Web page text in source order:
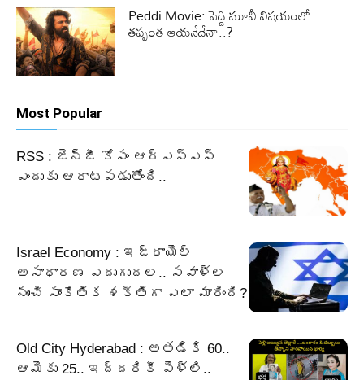
Peddi Movie: పెద్ది మూవీ విషయంలో
తప్పంత ఆయనేదేనా..?
Most Popular
RSS : జెన్‌జీ కోసం ఆర్‌ఎస్‌ఎస్‌
ఎందుకు ఆరాటపడుతోంది..
Israel Economy : ఇజ్రాయెల్‌
అసాధారణ ఎదుగుదల.. సవాళ్ల
నుంచి సాంకేతిక శక్తిగా ఎలా మారింది?
Old City Hyderabad : అతడికి 60..
ఆమెకు 25.. ఇద్దరికీ పెళ్లి..